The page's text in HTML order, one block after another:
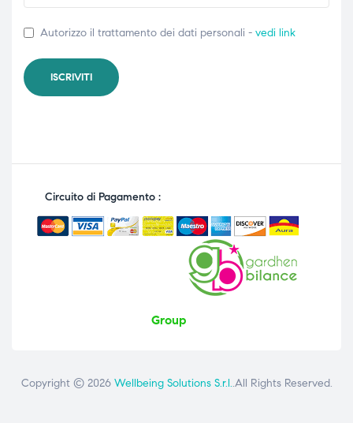
Autorizzo il trattamento dei dati personali - vedi link
Circuito di Pagamento :
Group
Copyright © 2026 Wellbeing Solutions S.r.l..All Rights Reserved.